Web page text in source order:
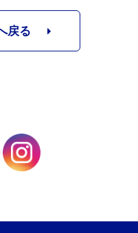
戻る